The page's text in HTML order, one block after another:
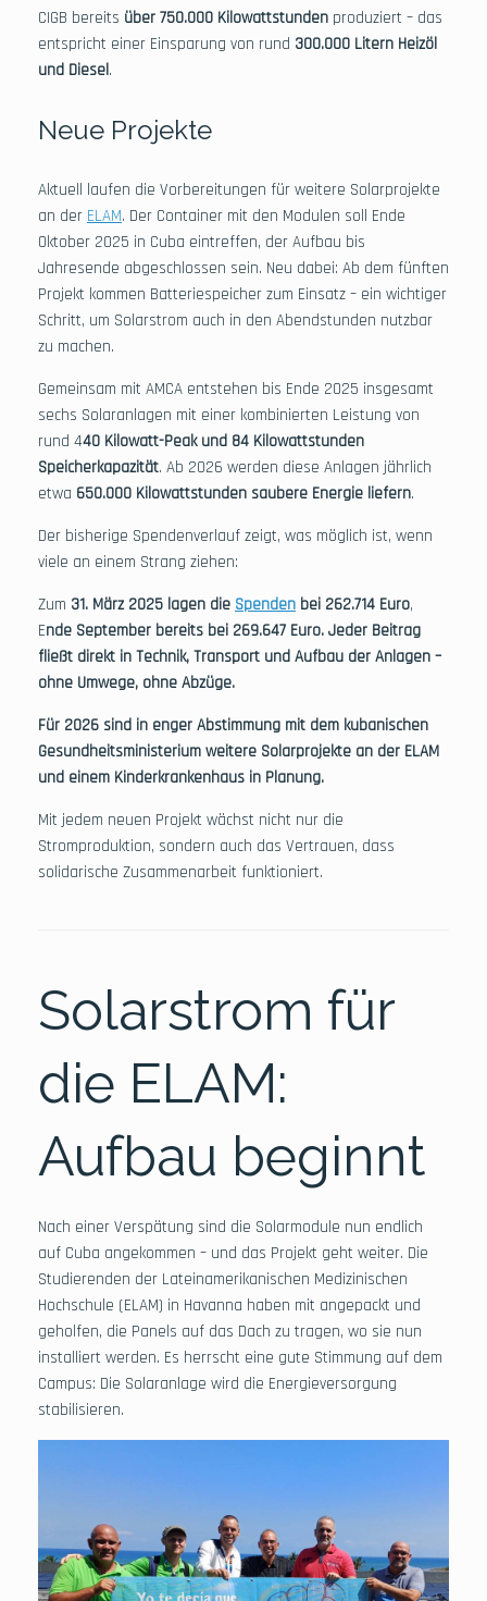
CIGB bereits über 750.000 Kilowattstunden produziert – das
entspricht einer Einsparung von rund 300.000 Litern Heizöl
und Diesel.
Neue Projekte
Aktuell laufen die Vorbereitungen für weitere Solarprojekte
an der ELAM. Der Container mit den Modulen soll Ende
Oktober 2025 in Cuba eintreffen, der Aufbau bis
Jahresende abgeschlossen sein. Neu dabei: Ab dem fünften
Projekt kommen Batteriespeicher zum Einsatz – ein wichtiger
Schritt, um Solarstrom auch in den Abendstunden nutzbar
zu machen.
Gemeinsam mit AMCA entstehen bis Ende 2025 insgesamt
sechs Solaranlagen mit einer kombinierten Leistung von
rund 440 Kilowatt-Peak und 84 Kilowattstunden
Speicherkapazität. Ab 2026 werden diese Anlagen jährlich
etwa 650.000 Kilowattstunden saubere Energie liefern.
Der bisherige Spendenverlauf zeigt, was möglich ist, wenn
viele an einem Strang ziehen:
Zum 31. März 2025 lagen die Spenden bei 262.714 Euro,
Ende September bereits bei 269.647 Euro. Jeder Beitrag
fließt direkt in Technik, Transport und Aufbau der Anlagen –
ohne Umwege, ohne Abzüge.
Für 2026 sind in enger Abstimmung mit dem kubanischen
Gesundheitsministerium weitere Solarprojekte an der ELAM
und einem Kinderkrankenhaus in Planung.
Mit jedem neuen Projekt wächst nicht nur die
Stromproduktion, sondern auch das Vertrauen, dass
solidarische Zusammenarbeit funktioniert.
Solarstrom für
die ELAM:
Aufbau beginnt
Nach einer Verspätung sind die Solarmodule nun endlich
auf Cuba angekommen – und das Projekt geht weiter. Die
Studierenden der Lateinamerikanischen Medizinischen
Hochschule (ELAM) in Havanna haben mit angepackt und
geholfen, die Panels auf das Dach zu tragen, wo sie nun
installiert werden. Es herrscht eine gute Stimmung auf dem
Campus: Die Solaranlage wird die Energieversorgung
stabilisieren.